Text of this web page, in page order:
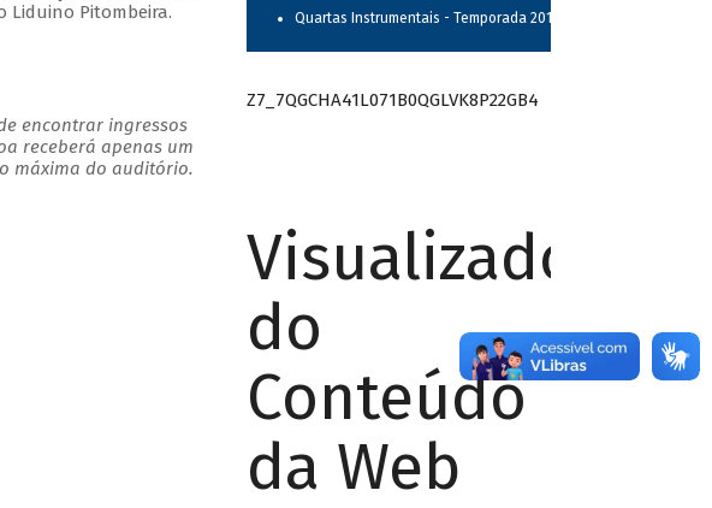
Liduino Pitombeira.
encontrar ingressos
receberá apenas um
máxima do auditório.
Quartas Instrumentais - Temporada 2017
Z7_7QGCHA41L071B0QGLVK8P22GB4
Visualizador
do
Conteúdo
da Web